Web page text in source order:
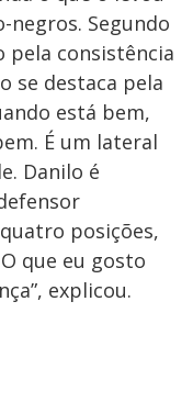
negros. Segundo
pela consistência
se destaca pela
está bem,
É um lateral
Danilo é
posições,
que eu gosto
explicou.